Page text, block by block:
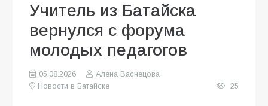
Учитель из Батайска
вернулся с форума
молодых педагогов
05.08.2026
Алена Васнецова
Новости в Батайске
25